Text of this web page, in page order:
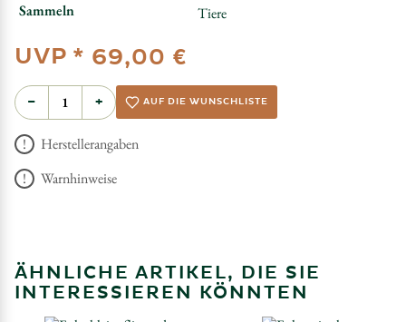
Sammeln
Tiere
UVP * 69,00 €
− + AUF DIE WUNSCHLISTE
Herstellerangaben
Warnhinweise
ÄHNLICHE ARTIKEL, DIE SIE
INTERESSIEREN KÖNNTEN